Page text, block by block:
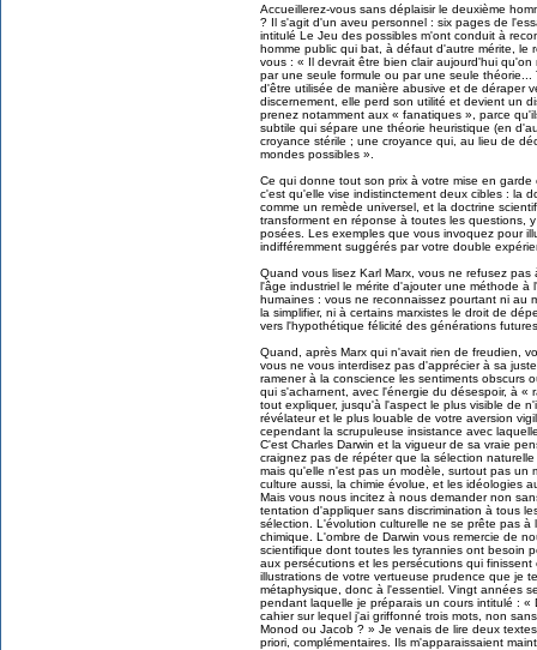
Accueillerez-vous sans déplaisir le deuxième
? Il s'agit d'un aveu personnel : six pages de
intitulé Le Jeu des possibles m'ont conduit à
homme public qui bat, à défaut d'autre mérite, le
vous : « Il devrait être bien clair aujourd'hui
par une seule formule ou par une seule
d'être utilisée de manière abusive et de déraper
discernement, elle perd son utilité et devient un
prenez notamment aux « fanatiques », parce
subtile qui sépare une théorie heuristique (en
croyance stérile ; une croyance qui, au lieu de
mondes possibles ».
Ce qui donne tout son prix à votre mise en
c'est qu'elle vise indistinctement deux cibles : la
comme un remède universel, et la doctrine
transforment en réponse à toutes les questions,
posées. Les exemples que vous invoquez pour
indifféremment suggérés par votre double
Quand vous lisez Karl Marx, vous ne refusez
l'âge industriel le mérite d'ajouter une méthode à
humaines : vous ne reconnaissez pourtant ni au
la simplifier, ni à certains marxistes le droit de
vers l'hypothétique félicité des générations
Quand, après Marx qui n'avait rien de freudien,
vous ne vous interdisez pas d'apprécier à sa
ramener à la conscience les sentiments obscurs
qui s'acharnent, avec l'énergie du désespoir, à «
tout expliquer, jusqu'à l'aspect le plus visible de
révélateur et le plus louable de votre aversion
cependant la scrupuleuse insistance avec
C'est Charles Darwin et la vigueur de sa vraie
craignez pas de répéter que la sélection
mais qu'elle n'est pas un modèle, surtout pas un
culture aussi, la chimie évolue, et les idéologies
Mais vous nous incitez à nous demander non
tentation d'appliquer sans discrimination à tous
sélection. L'évolution culturelle ne se prête pas
chimique. L'ombre de Darwin vous remercie de
scientifique dont toutes les tyrannies ont besoin
aux persécutions et les persécutions qui
illustrations de votre vertueuse prudence que je
métaphysique, donc à l'essentiel. Vingt années
pendant laquelle je préparais un cours intitulé :
cahier sur lequel j'ai griffonné trois mots, non
Monod ou Jacob ? » Je venais de lire deux
priori, complémentaires. Ils m'apparaissaient